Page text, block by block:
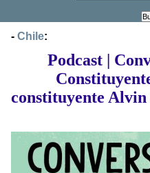
- Chile:
Podcast |
constituyente